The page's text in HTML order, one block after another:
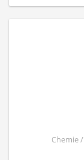
Chemie